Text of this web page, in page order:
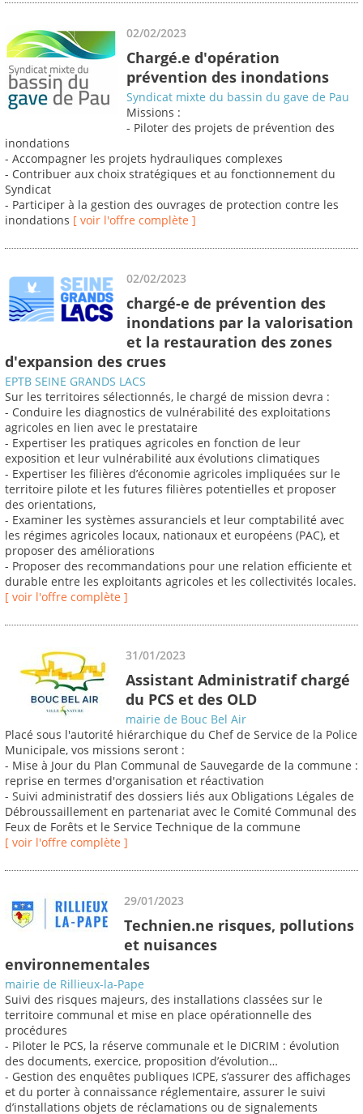
02/02/2023
Chargé.e d'opération
prévention des inondations
Syndicat mixte du bassin du gave de Pau
Missions :
- Piloter des projets de prévention des
inondations
- Accompagner les projets hydrauliques complexes
- Contribuer aux choix stratégiques et au fonctionnement du
Syndicat
- Participer à la gestion des ouvrages de protection contre les
inondations [ voir l'offre complète ]
02/02/2023
chargé-e de prévention des
inondations par la valorisation
et la restauration des zones
d'expansion des crues
EPTB SEINE GRANDS LACS
Sur les territoires sélectionnés, le chargé de mission devra :
- Conduire les diagnostics de vulnérabilité des exploitations
agricoles en lien avec le prestataire
- Expertiser les pratiques agricoles en fonction de leur
exposition et leur vulnérabilité aux évolutions climatiques
- Expertiser les filières d’économie agricoles impliquées sur le
territoire pilote et les futures filières potentielles et proposer
des orientations,
- Examiner les systèmes assuranciels et leur comptabilité avec
les régimes agricoles locaux, nationaux et européens (PAC), et
proposer des améliorations
- Proposer des recommandations pour une relation efficiente et
durable entre les exploitants agricoles et les collectivités locales.
[ voir l'offre complète ]
31/01/2023
Assistant Administratif chargé
du PCS et des OLD
mairie de Bouc Bel Air
Placé sous l'autorité hiérarchique du Chef de Service de la Police
Municipale, vos missions seront :
- Mise à Jour du Plan Communal de Sauvegarde de la commune :
reprise en termes d'organisation et réactivation
- Suivi administratif des dossiers liés aux Obligations Légales de
Débroussaillement en partenariat avec le Comité Communal des
Feux de Forêts et le Service Technique de la commune
[ voir l'offre complète ]
29/01/2023
Technien.ne risques, pollutions
et nuisances
environnementales
mairie de Rillieux-la-Pape
Suivi des risques majeurs, des installations classées sur le
territoire communal et mise en place opérationnelle des
procédures
- Piloter le PCS, la réserve communale et le DICRIM : évolution
des documents, exercice, proposition d’évolution…
- Gestion des enquêtes publiques ICPE, s’assurer des affichages
et du porter à connaissance réglementaire, assurer le suivi
d’installations objets de réclamations ou de signalements